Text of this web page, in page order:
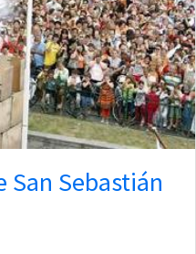
San Sebastián